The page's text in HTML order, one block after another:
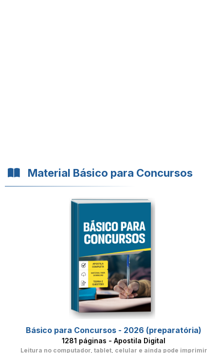
Material Básico para Concursos
Básico para Concursos - 2026 (preparatória)
1281 páginas - Apostila Digital
Leitura no computador, tablet, celular e ainda pode imprimir